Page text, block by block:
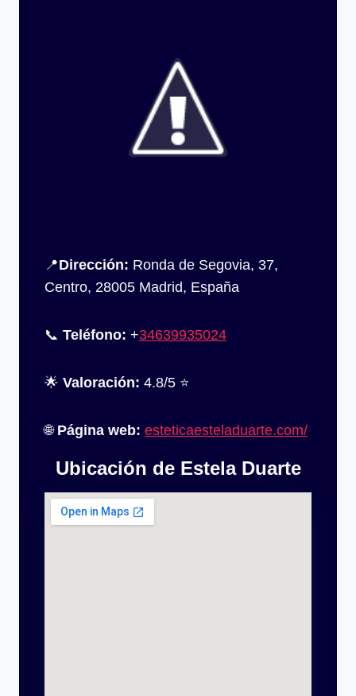
📍Dirección: Ronda de Segovia, 37,
Centro, 28005 Madrid, España
📞 Teléfono: +34639935024
🌟 Valoración: 4.8/5 ⭐
🌐 Página web: esteticaesteladuarte.com/
Ubicación de Estela Duarte